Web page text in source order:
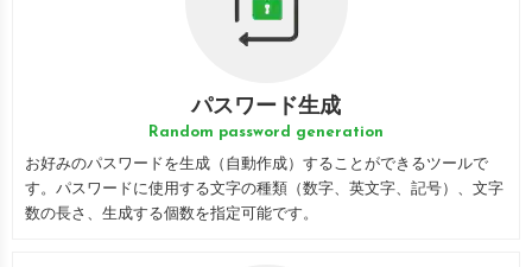
パスワード生成
Random password generation
お好みのパスワードを生成（自動作成）することができるツールで
す。パスワードに使用する文字の種類（数字、英文字、記号）、文字
数の長さ、生成する個数を指定可能です。